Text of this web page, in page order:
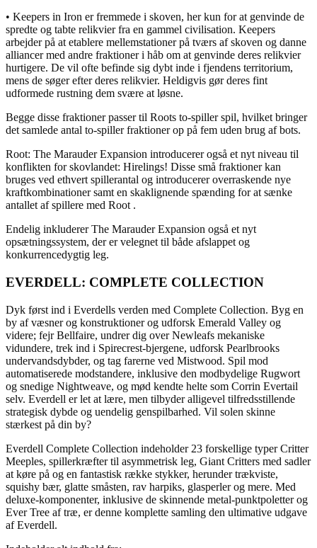
• Keepers in Iron er fremmede i skoven, her kun for at genvinde de
spredte og tabte relikvier fra en gammel civilisation. Keepers
arbejder på at etablere mellemstationer på tværs af skoven og danne
alliancer med andre fraktioner i håb om at genvinde deres relikvier
hurtigere. De vil ofte befinde sig dybt inde i fjendens territorium,
mens de søger efter deres relikvier. Heldigvis gør deres fint
udformede rustning dem svære at løsne.
Begge disse fraktioner passer til Roots to-spiller spil, hvilket bringer
det samlede antal to-spiller fraktioner op på fem uden brug af bots.
Root: The Marauder Expansion introducerer også et nyt niveau til
konflikten for skovlandet: Hirelings! Disse små fraktioner kan
bruges ved ethvert spillerantal og introducerer overraskende nye
kraftkombinationer samt en skaklignende spænding for at sænke
antallet af spillere med Root .
Endelig inkluderer The Marauder Expansion også et nyt
opsætningssystem, der er velegnet til både afslappet og
konkurrencedygtig leg.
EVERDELL: COMPLETE COLLECTION
Dyk først ind i Everdells verden med Complete Collection. Byg en
by af væsner og konstruktioner og udforsk Emerald Valley og
videre; fejr Bellfaire, undrer dig over Newleafs mekaniske
vidundere, trek ind i Spirecrest-bjergene, udforsk Pearlbrooks
undervandsdybder, og tag farerne ved Mistwood. Spil mod
automatiserede modstandere, inklusive den modbydelige Rugwort
og snedige Nightweave, og mød kendte helte som Corrin Evertail
selv. Everdell er let at lære, men tilbyder alligevel tilfredsstillende
strategisk dybde og uendelig genspilbarhed. Vil solen skinne
stærkest på din by?
Everdell Complete Collection indeholder 23 forskellige typer Critter
Meeples, spillerkræfter til asymmetrisk leg, Giant Critters med sadler
at køre på og en fantastisk række stykker, herunder trækviste,
squishy bær, glatte småsten, rav harpiks, glasperler og mere. Med
deluxe-komponenter, inklusive de skinnende metal-punktpoletter og
Ever Tree af træ, er denne komplette samling den ultimative udgave
af Everdell.